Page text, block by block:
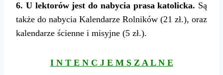
6. U lektorów jest do nabycia prasa katolicka. Są
także do nabycia Kalendarze Rolników (21 zł.), oraz
kalendarze ścienne i misyjne (5 zł.).
I N T E N C J E M S Z A L N E